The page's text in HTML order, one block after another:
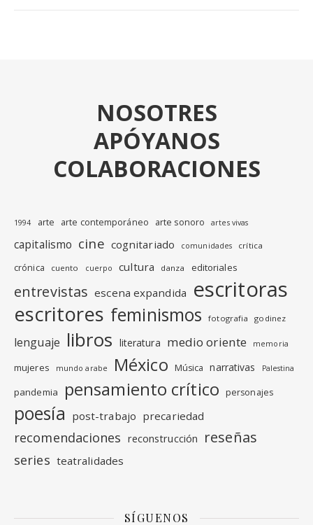
NOSOTRES
APÓYANOS
COLABORACIONES
1994 arte arte contemporáneo arte sonoro artes vivas
capitalismo cine cognitariado comunidades crítica
crónica cuento cuerpo cultura danza editoriales
entrevistas escena expandida escritoras
escritores feminismos fotografia godinez
lenguaje libros literatura medio oriente memoria
mujeres mundo arabe México Música narrativas Palestina
pandemia pensamiento crítico personajes
poesía post-trabajo precariedad
recomendaciones reconstrucción reseñas
series teatralidades
SÍGUENOS